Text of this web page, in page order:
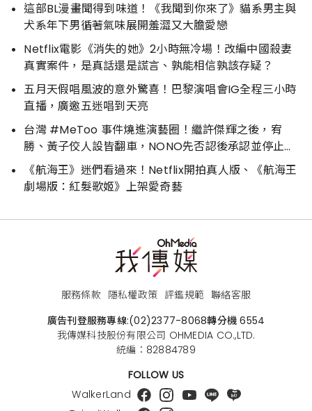
這部BL漫畫聞得到味道！《我聞到你來了》貓系男主與
犬系年下男循著氣味展開羞澀又大膽愛戀
Netflix電影《消失的她》2小時無冷場！改編中國殺妻
真實案件，是真話還是謊言、孰能相信孰該存疑？
五月天假唱風波的意外驚喜！巴黎演唱會IG全程三小時
直播，廣邀五迷唱到天亮
台灣 #MeToo 事件燒進演藝圈！繼許傑輝之後，宥
勝、黃子佼人設皆翻車，NONO先否認後承認並停止演
藝工作
《航海王》迷們看過來！Netflix開拍真人版、《航海王
劇場版：紅髮歌姬》上架愛奇藝
服務條款 隱私權政策 評鑑規範 聯絡客服
廣告刊登服務專線:(02)2377-8068轉分機 6554
我傳媒科技股份有限公司 OHMEDIA CO.,LTD.
統編：82884789
FOLLOW US
WalkerLand